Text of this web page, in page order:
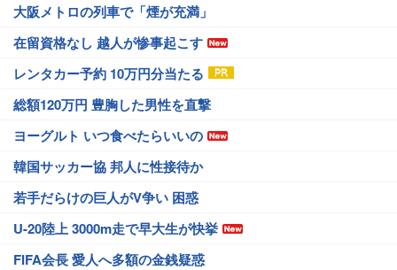
大阪メトロの列車で「煙が充満」
在留資格なし 越人が惨事起こす
レンタカー予約 10万円分当たる
総額120万円 豊胸した男性を直撃
ヨーグルト いつ食べたらいいの
韓国サッカー協 邦人に性接待か
若手だらけの巨人がV争い 困惑
U-20陸上 3000m走で早大生が快挙
FIFA会長 愛人へ多額の金銭疑惑